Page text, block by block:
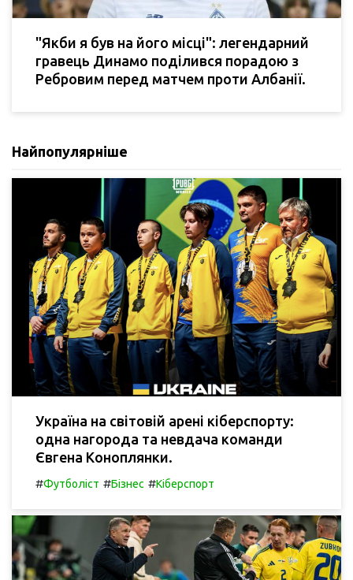
"Якби я був на його місці": легендарний
гравець Динамо поділився порадою з
Ребровим перед матчем проти Албанії.
Найпопулярніше
Україна на світовій арені кіберспорту:
одна нагорода та невдача команди
Євгена Коноплянки.
#Футболіст #Бізнес #Кіберспорт